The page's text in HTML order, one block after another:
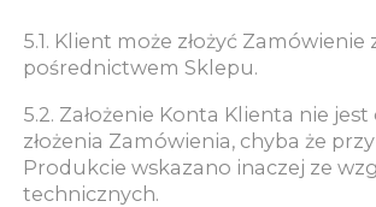
5.1. Klient może złożyć Zamówienie
pośrednictwem Sklepu.
5.2. Założenie Konta Klienta nie
złożenia Zamówienia, chyba że
Produkcie wskazano inaczej ze
technicznych.